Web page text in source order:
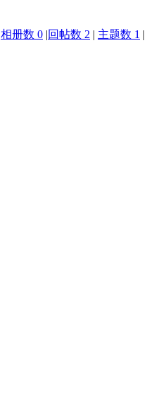
相册数 0 |回帖数 2 | 主题数 1 |